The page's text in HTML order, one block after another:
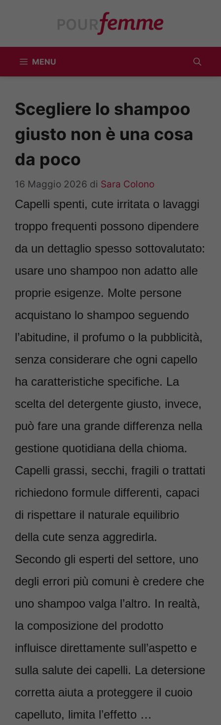
MENU
Scegliere lo shampoo
giusto non è una cosa
da poco
16 Maggio 2026 di Sara Colono
Capelli spenti, cute irritata o lavaggi
troppo frequenti possono dipendere
da un dettaglio spesso sottovalutato:
usare uno shampoo non adatto alle
proprie esigenze. Molte persone
acquistano lo shampoo seguendo
l’abitudine, il profumo o la pubblicità,
senza considerare che ogni capello
ha caratteristiche specifiche. La
scelta del detergente giusto, invece,
può fare una grande differenza nella
gestione quotidiana della chioma.
Capelli grassi, secchi, fragili o trattati
richiedono formule differenti, capaci
di rispettare il naturale equilibrio
della cute senza aggredirla.
Secondo gli esperti del settore, uno
degli errori più comuni è credere che
uno shampoo valga l’altro. In realtà,
la composizione del prodotto
influisce direttamente sull’aspetto e
sulla salute dei capelli. La detersione
corretta aiuta a proteggere il cuoio
capelluto, limita l’effetto …